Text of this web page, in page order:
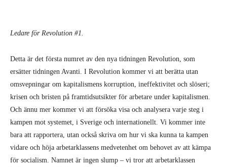
Ledare för Revolution #1.
Detta är det första numret av den nya tidningen Revolution, som
ersätter tidningen Avanti. I Revolution kommer vi att berätta utan
omsvepningar om kapitalismens korruption, ineffektivitet och slöseri;
krisen och bristen på framtidsutsikter för arbetare under kapitalismen.
Och ännu mer kommer vi att försöka visa och analysera varje steg i
kampen mot systemet, i Sverige och internationellt. Vi kommer inte
bara att rapportera, utan också skriva om hur vi ska kunna ta kampen
vidare och höja arbetarklassens medvetenhet om behovet av att kämpa
för socialism. Namnet är ingen slump – vi tror att arbetarklassen